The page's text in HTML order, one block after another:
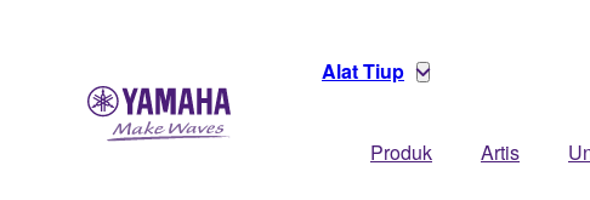
Alat Tiup
Produk Artis